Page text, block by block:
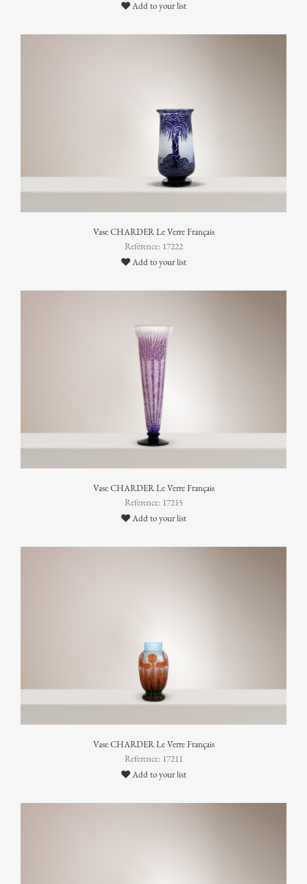
Add to your list
Vase CHARDER Le Verre Français
Reference: 17222
Add to your list
Vase CHARDER Le Verre Français
Reference: 17215
Add to your list
Vase CHARDER Le Verre Français
Reference: 17211
Add to your list